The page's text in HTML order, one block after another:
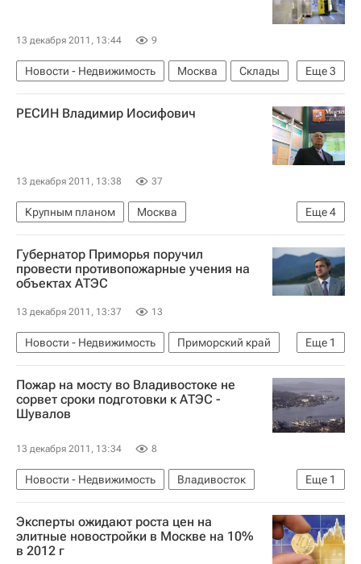
13 декабря 2011, 13:44 9
Еще3
Новости - Недвижимость Москва
Склады
Коммерческая недвижимость
Московская область (Подмосковье)
Россия
РЕСИН Владимир Иосифович
13 декабря 2011, 13:38 37
Еще4
Крупным планом
Москва
Владимир Ресин
Госдума РФ
Россия
Аналитика – РИА Недвижимость
Губернатор Приморья поручил
провести противопожарные учения на
объектах АТЭС
13 декабря 2011, 13:37 13
Еще 1
Новости - Недвижимость
Приморский край
Россия
Пожар на мосту во Владивостоке не
сорвет сроки подготовки к АТЭС -
Шувалов
13 декабря 2011, 13:34 8
Еще 1
Новости - Недвижимость
Владивосток
Россия
Эксперты ожидают роста цен на
элитные новостройки в Москве на 10%
в 2012 г